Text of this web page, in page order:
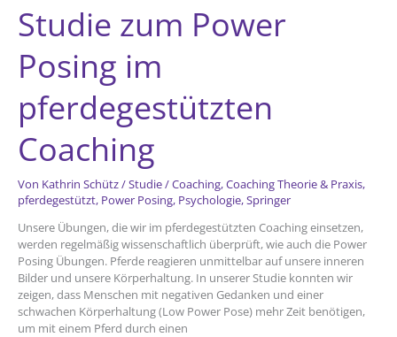
Studie zum Power
Posing im
pferdegestützten
Coaching
Von Kathrin Schütz/Studie/Coaching,Coaching Theorie & Praxis,
pferdegestützt, Power Posing, Psychologie,Springer
Unsere Übungen, die wir im pferdegestützten Coaching einsetzen,
werden regelmäßig wissenschaftlich überprüft, wie auch die Power
Posing Übungen. Pferde reagieren unmittelbar auf unsere inneren
Bilder und unsere Körperhaltung. In unserer Studie konnten wir
zeigen, dass Menschen mit negativen Gedanken und einer
schwachen Körperhaltung (Low Power Pose) mehr Zeit benötigen,
um mit einem Pferd durch einen